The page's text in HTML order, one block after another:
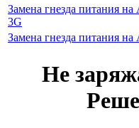
Замена гнезда питания
3G
Замена гнезда питания
Не